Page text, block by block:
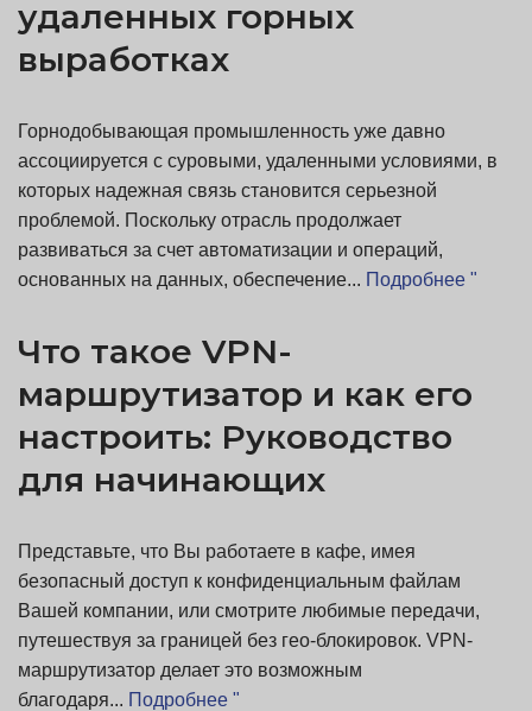
удаленных горных
выработках
Горнодобывающая промышленность уже давно
ассоциируется с суровыми, удаленными условиями, в
которых надежная связь становится серьезной
проблемой. Поскольку отрасль продолжает
развиваться за счет автоматизации и операций,
основанных на данных, обеспечение... Подробнее "
Что такое VPN-
маршрутизатор и как его
настроить: Руководство
для начинающих
Представьте, что Вы работаете в кафе, имея
безопасный доступ к конфиденциальным файлам
Вашей компании, или смотрите любимые передачи,
путешествуя за границей без гео-блокировок. VPN-
маршрутизатор делает это возможным
благодаря... Подробнее "